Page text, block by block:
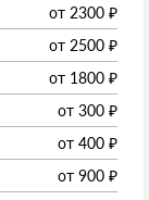
от 2300 ₽
от 2500 ₽
от 1800 ₽
от 300 ₽
от 400 ₽
от 900 ₽